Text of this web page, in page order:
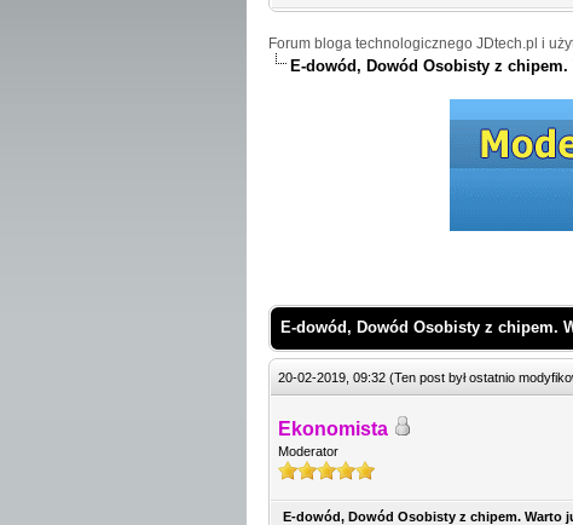
Forum bloga technologicznego JDtech.pl i
E-dowód, Dowód Osobisty z
E-dowód, Dowód Osobisty z chipem.
20-02-2019, 09:32 (Ten post był ostatnio
Ekonomista
Moderator
E-dowód, Dowód Osobisty z chipem. Warto